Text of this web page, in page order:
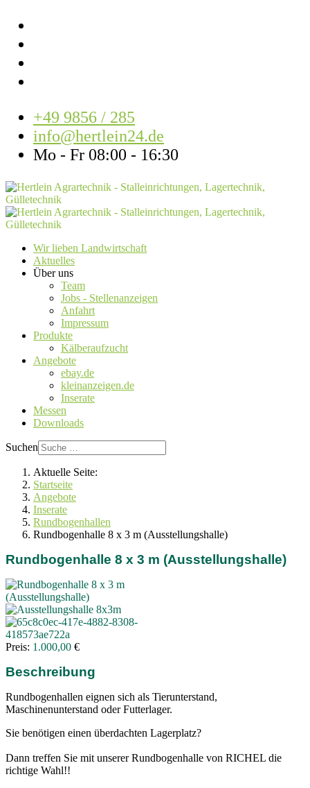
+49 9856 / 285
info@hertlein24.de
Mo - Fr 08:00 - 16:30
Wir lieben Landwirtschaft
Aktuelles
Über uns
Team
Jobs - Stellenanzeigen
Anfahrt
Impressum
Produkte
Kälberaufzucht
Angebote
ebay.de
kleinanzeigen.de
Inserate
Messen
Downloads
Suchen
Aktuelle Seite:
Startseite
Angebote
Inserate
Rundbogenhallen
Rundbogenhalle 8 x 3 m (Ausstellungshalle)
Rundbogenhalle 8 x 3 m (Ausstellungshalle)
Preis: 1.000,00 €
Beschreibung
Rundbogenhallen eignen sich als Tierunterstand,
Maschinenunterstand oder Futterlager.
Sie benötigen einen überdachten Lagerplatz?
Dann treffen Sie mit unserer Rundbogenhalle von RICHEL die
richtige Wahl!!